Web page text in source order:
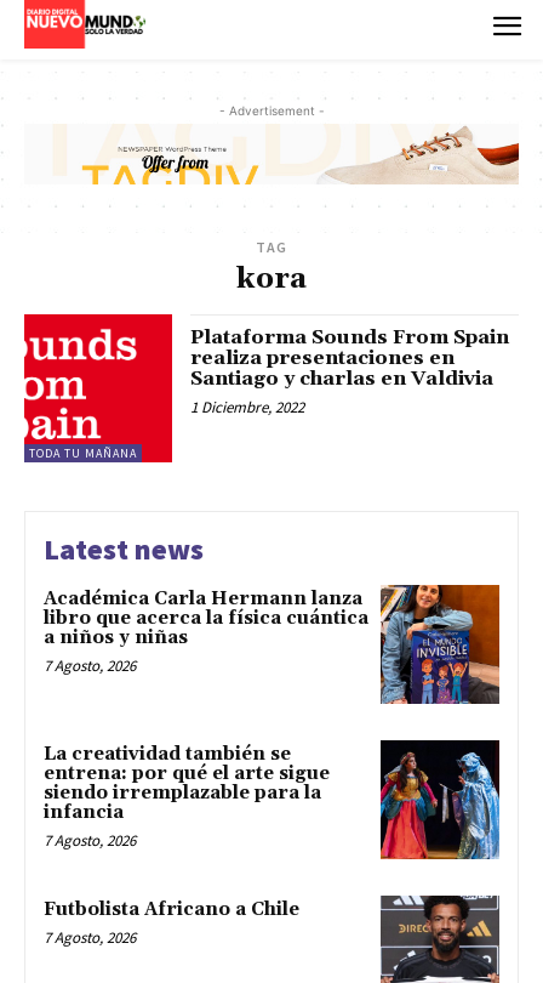
- Advertisement -
TAG
kora
TODA TU MAÑANA
Plataforma Sounds From Spain
realiza presentaciones en
Santiago y charlas en Valdivia
1 Diciembre, 2022
Latest news
Académica Carla Hermann lanza
libro que acerca la física cuántica
a niños y niñas
7 Agosto, 2026
La creatividad también se
entrena: por qué el arte sigue
siendo irremplazable para la
infancia
7 Agosto, 2026
Futbolista Africano a Chile
7 Agosto, 2026